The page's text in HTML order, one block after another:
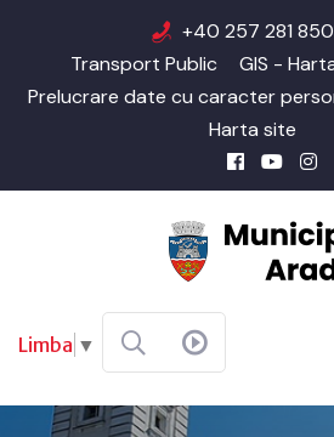
+40 257 281 850
Transport Public
GIS -
Prelucrare date cu caracter
Harta site
Limba ▼